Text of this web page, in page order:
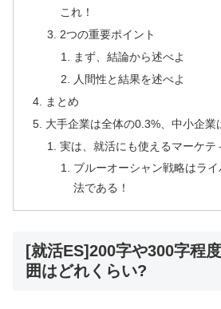
これ！
2つの重要ポイント
まず、結論から述べよ
人間性と結果を述べよ
まとめ
大手企業は全体の0.3%、中小企業
実は、就活にも使えるマーケテ
ブルーオーシャン戦略はラ
法である！
[就活ES]200字や300字程
囲はどれくらい?